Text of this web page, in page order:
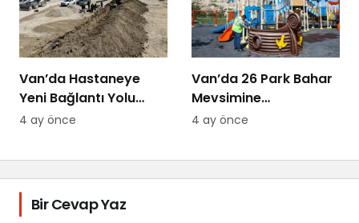
Van’da Hastaneye
Yeni Bağlantı Yolu
Yapılıyor
4 ay önce
Van’da 26 Park Bahar
Mevsimine
Hazırlanıyor
4 ay önce
Bir Cevap Yaz